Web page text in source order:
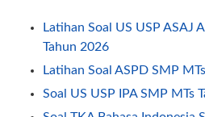
Latihan Soal US USP ASAJ
Tahun 2026
Latihan Soal ASPD SMP
Soal US USP IPA SMP MTs